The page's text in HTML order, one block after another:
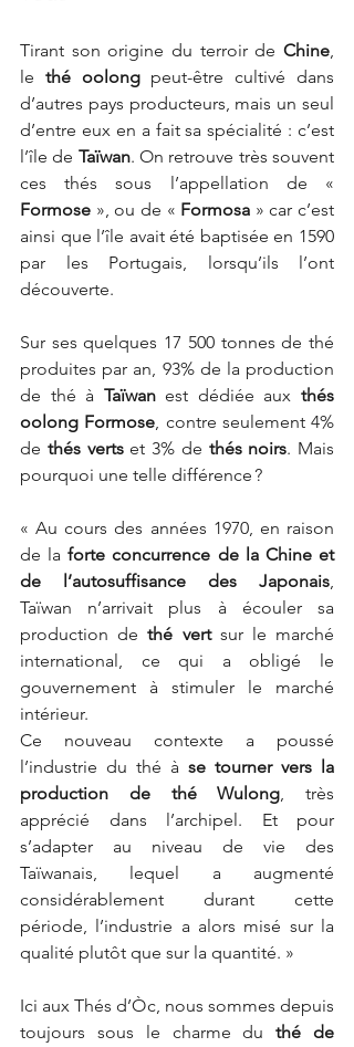
Tirant son origine du terroir de Chine,
le thé oolong peut-être cultivé dans
d’autres pays producteurs, mais un seul
d’entre eux en a fait sa spécialité : c’est
l’île de Taïwan. On retrouve très souvent
Formose », ou de « Formosa » car c’est
ainsi que l’île avait été baptisée en 1590
par les Portugais, lorsqu’ils l’ont
découverte.
Sur ses quelques 17 500 tonnes de thé
produites par an, 93% de la production
de thé à Taïwan est dédiée aux thés
oolong Formose, contre seulement 4%
de thés verts et 3% de thés noirs. Mais
pourquoi une telle différence ?
« Au cours des années 1970, en raison
de la forte concurrence de la Chine et
de l’autosuffisance des Japonais,
Taïwan n’arrivait plus à écouler sa
production de thé vert sur le marché
international, ce qui a obligé le
gouvernement à stimuler le marché
intérieur.
Ce nouveau contexte a poussé
l’industrie du thé à se tourner vers la
production de thé Wulong, très
apprécié dans l’archipel. Et pour
s’adapter au niveau de vie des
Taïwanais, lequel a augmenté
considérablement durant cette
période, l’industrie a alors misé sur la
qualité plutôt que sur la quantité. »
Ici aux Thés d’Òc, nous sommes depuis
toujours sous le charme du thé de